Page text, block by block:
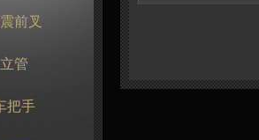
前叉
立管
把手